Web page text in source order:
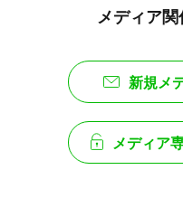
メディア
新規メ
メディア